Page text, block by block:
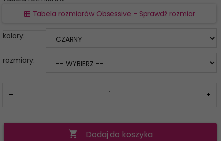
Tabela rozmiarów Obsessive - Sprawdź rozmiar
kolory:
rozmiary:
Dodaj do koszyka